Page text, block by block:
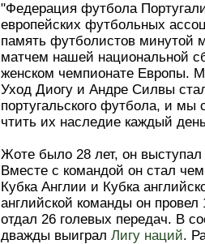
"Федерация футбола
европейских футбольных
память футболистов минутой
матчем нашей национальной
женском чемпионате Европы.
Уход Диогу и Андре Силвы
португальского футбола, и
чтить их наследие каждый
Жоте было 28 лет, он
Вместе с командой он стал
Кубка Англии и Кубка
английской команды он
отдал 26 голевых передач. В
дважды выиграл Лигу наций.